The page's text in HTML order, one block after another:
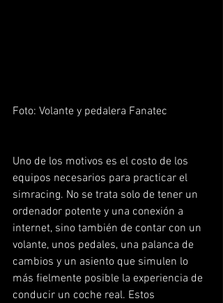
Foto: Volante y pedalera Fanatec
Uno de los motivos es el costo de los
equipos necesarios para practicar el
simracing. No se trata solo de tener un
ordenador potente y una conexión a
internet, sino también de contar con un
volante, unos pedales, una palanca de
cambios y un asiento que simulen lo
más fielmente posible la experiencia de
conducir un coche real. Estos